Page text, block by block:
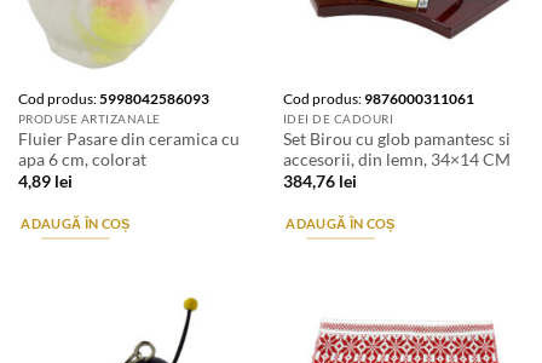
Cod produs:5998042586093
PRODUSE ARTIZANALE
Fluier Pasare din ceramica cu
apa 6 cm, colorat
4,89 lei
ADAUGĂ ÎN COȘ
Cod produs:9876000311061
IDEI DE CADOURI
Set Birou cu glob pamantesc si
accesorii, din lemn, 34×14 CM
384,76 lei
ADAUGĂ ÎN COȘ